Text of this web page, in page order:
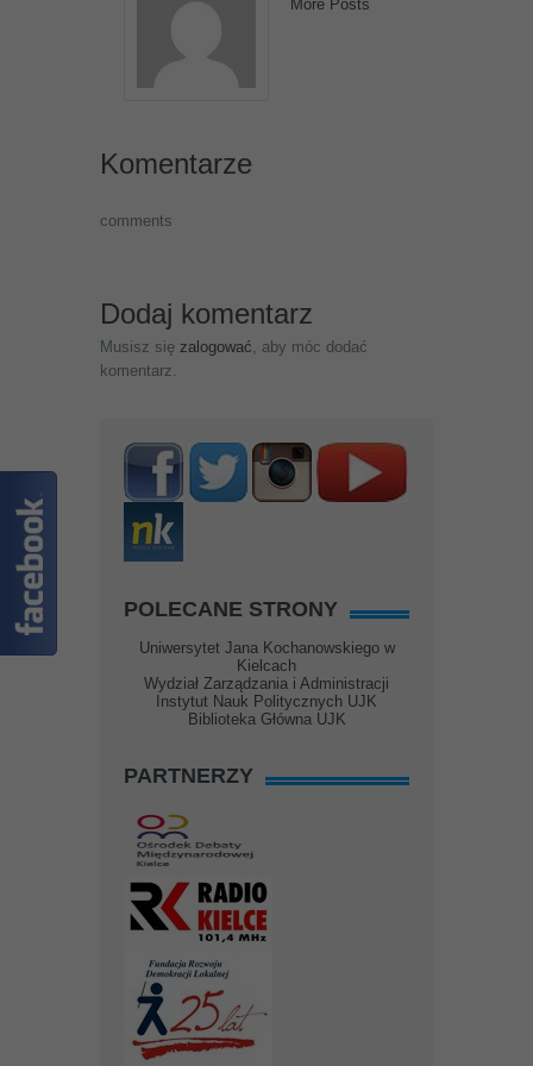
More Posts
Komentarze
comments
Dodaj komentarz
Musisz się zalogować, aby móc dodać
komentarz.
POLECANE STRONY
Uniwersytet Jana Kochanowskiego w
Kielcach
Wydział Zarządzania i Administracji
Instytut Nauk Politycznych UJK
Biblioteka Główna UJK
PARTNERZY